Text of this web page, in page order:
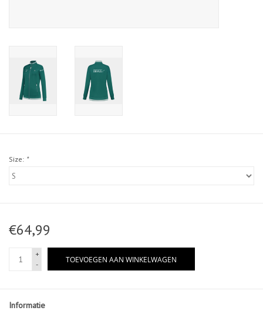
Size: *
€64,99
+
-
TOEVOEGEN AAN WINKELWAGEN
Informatie